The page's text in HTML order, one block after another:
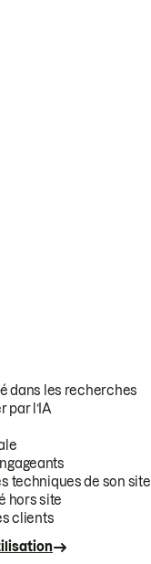
dans les recherches
par l’IA
techniques de son site
hors site
clients